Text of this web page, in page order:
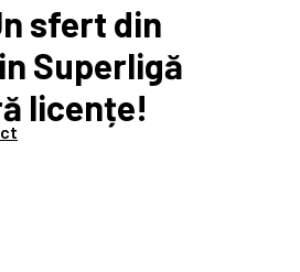
sfert din
Superligă
licențe!